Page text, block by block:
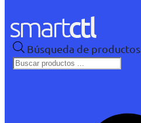
Búsqueda de productos